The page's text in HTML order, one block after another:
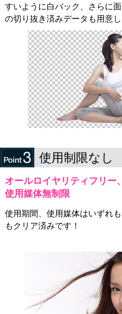
すいように白バック、さらに
の切り抜き済みデータも用意し
使用制限なし
オールロイヤリティフリー、
使用媒体無制限
使用期間、使用媒体はいずれ
もクリア済みです！